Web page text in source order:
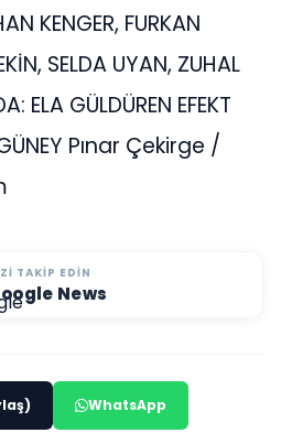
KENGER, FURKAN
SELDA UYAN, ZUHAL
ELA GÜLDÜREN EFEKT
Pınar Çekirge /
TAKIP EDIN
News
WhatsApp